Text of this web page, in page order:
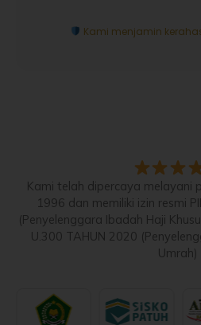
Kami menjamin
Kami telah dipercaya melayani
1996 dan memiliki izin resmi
(Penyelenggara Ibadah Haji
U.300 TAHUN 2020
Umrah)